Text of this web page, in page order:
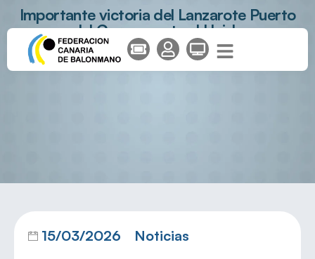
Importante victoria del Lanzarote Puerto
del Carmen ante el Lleida
15/03/2026 Noticias